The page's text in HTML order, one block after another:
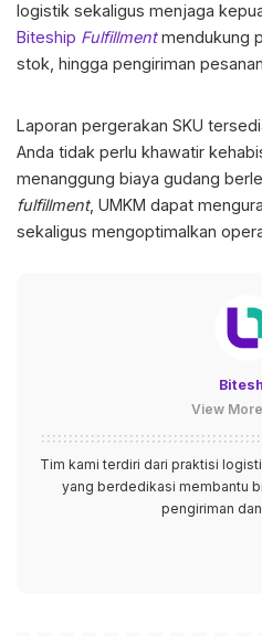
logistik sekaligus menjaga
Biteship Fulfillmentmendukung
stok, hingga pengiriman
Laporan pergerakan SKU
Anda tidak perlu khawatir
menanggung biaya gudang
fulfillment, UMKM dapat
sekaligus mengoptimalkan
View
Tim kami terdiri dari praktisi
yang berdedikasi membantu
pengiriman